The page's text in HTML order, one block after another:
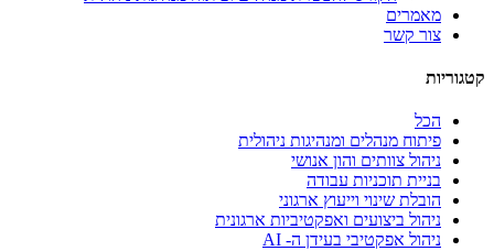
מאמרים
צור קשר
קטגוריות
הכל
פיתוח מנהלים ומנהיגות ניהולית
ניהול צוותים והון אנושי
בניית תוכניות עבודה
הובלת שינוי וייעוץ ארגוני
ניהול ביצועים ואפקטיביות ארגונית
ניהול אפקטיבי בעידן ה- AI